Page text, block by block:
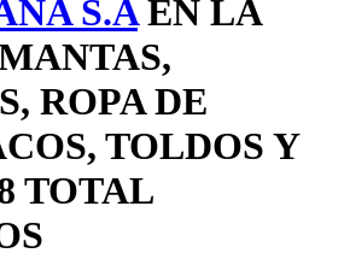
S.AEN LA
ROPA DE
TOLDOS Y
TOTAL